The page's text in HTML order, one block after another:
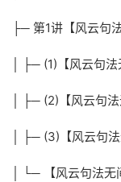
├─ 第1讲【风云句
│ ├─ (1)【风云句
│ ├─ (2)【风云句
│ ├─ (3)【风云句
│ └─ 【风云句法